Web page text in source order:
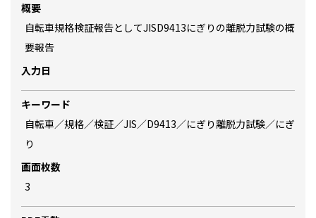
概要
自転車規格検証報告としてJISD9413にぎりの離脱力試験の概
要報告
入力日
キーワード
自転車／規格／検証／JIS／D9413／にぎり離脱力試験／にぎ
り
画面枚数
3